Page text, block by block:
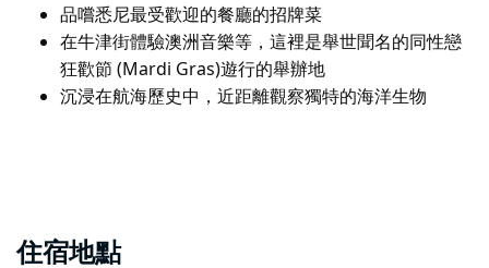
品嚐悉尼最受歡迎的餐廳的招牌菜
在牛津街體驗澳洲音樂等，這裡是舉世聞名的同性戀
狂歡節 (Mardi Gras)遊行的舉辦地
沉浸在航海歷史中，近距離觀察獨特的海洋生物
住宿地點